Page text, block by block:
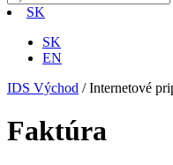
SK
SK
EN
IDS Východ /Internetové
Faktúra